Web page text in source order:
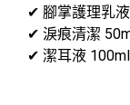
✔ 腳掌護理乳
✔ 淚痕清潔
✔ 潔耳液